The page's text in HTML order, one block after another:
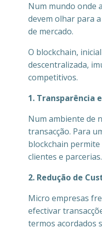
Num mundo onde
devem olhar para
de mercado.
O blockchain,
descentralizada,
competitivos.
1. Transparência
Num ambiente de
transacção. Para
blockchain permite
clientes e parcerias.
2. Redução de
Micro empresas
efectivar
termos acordados